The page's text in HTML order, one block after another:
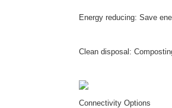
Energy reducing: Save
Clean disposal:
Connectivity Options